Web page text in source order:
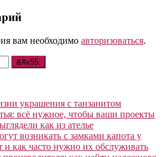
вам необходимо авторизоваться.
украшения с танзанитом
всё нужное, чтобы ваши проекты
как из ателье
возникать с замками капота у
и как часто нужно их обслуживать